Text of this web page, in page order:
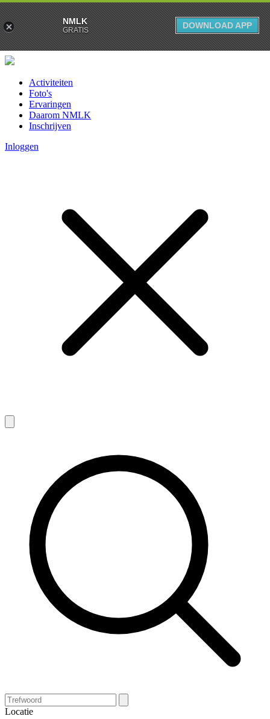
Activiteiten
Foto's
Ervaringen
Daarom NMLK
Inschrijven
Inloggen
Locatie
NMLK
GRATIS DOWNLOAD APP